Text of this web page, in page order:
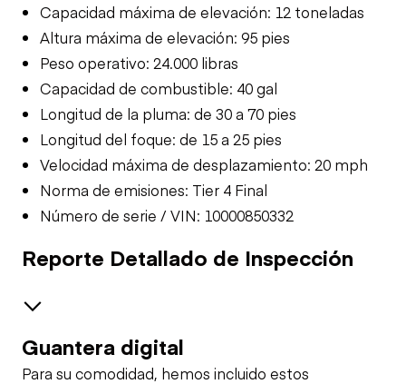
Capacidad máxima de elevación: 12 toneladas
Altura máxima de elevación: 95 pies
Peso operativo: 24.000 libras
Capacidad de combustible: 40 gal
Longitud de la pluma: de 30 a 70 pies
Longitud del foque: de 15 a 25 pies
Velocidad máxima de desplazamiento: 20 mph
Norma de emisiones: Tier 4 Final
Número de serie / VIN: 10000850332
Reporte Detallado de Inspección
General Appearance
Guantera digital
Para su comodidad, hemos incluido estos